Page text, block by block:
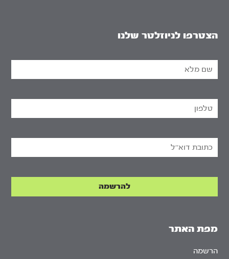
מפת האתר
הרשמה
הצטרפו לניוזלטר שלנו